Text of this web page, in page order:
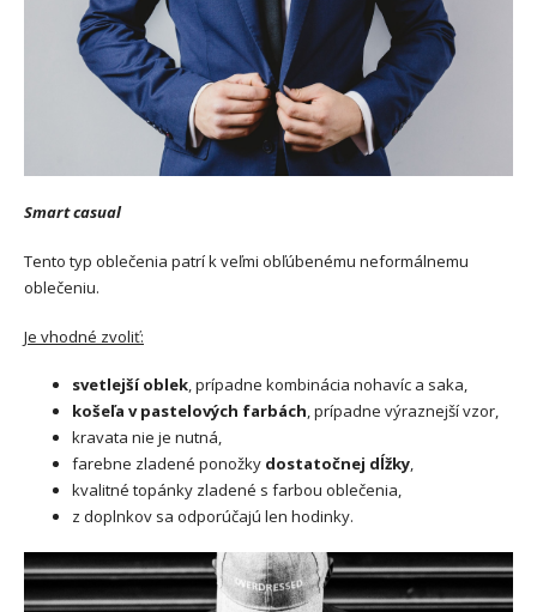
Smart casual
Tento typ oblečenia patrí k veľmi obľúbenému neformálnemu
oblečeniu.
Je vhodné zvoliť:
svetlejší oblek, prípadne kombinácia nohavíc a saka,
košeľa v pastelových farbách, prípadne výraznejší vzor,
kravata nie je nutná,
farebne zladené ponožky dostatočnej dĺžky,
kvalitné topánky zladené s farbou oblečenia,
z doplnkov sa odporúčajú len hodinky.